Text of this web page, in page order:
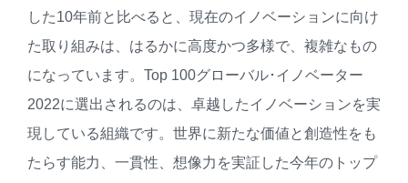
した10年前と比べると、現在のイノベーションに向け
た取り組みは、はるかに高度かつ多様で、複雑なもの
になっています。Top 100グローバル･イノベーター
2022に選出されるのは、卓越したイノベーションを実
現している組織です。世界に新たな価値と創造性をも
たらす能力、一貫性、想像力を実証した今年のトップ